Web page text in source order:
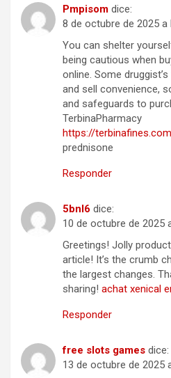
Pmpisom dice:
8 de octubre de 2025 a
You can shelter
being cautious when
online. Some
and sell convenience,
and safeguards to
TerbinaPharmacy
https://
prednisone
Responder
5bnl6 dice:
10 de octubre de 2025
Greetings! Jolly
article! It’s the crumb
the largest changes.
sharing! achat xenical
Responder
free slots games dice:
13 de octubre de 2025